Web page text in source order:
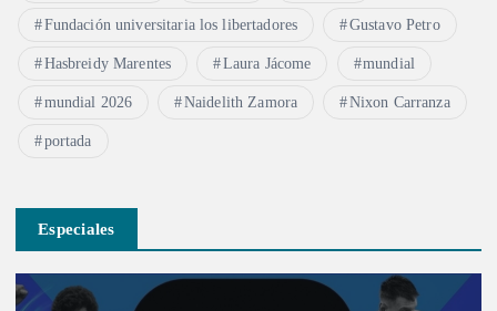
Fundación universitaria los libertadores Gustavo Petro
Hasbreidy Marentes Laura Jácome mundial
mundial 2026 Naidelith Zamora Nixon Carranza
portada
Especiales